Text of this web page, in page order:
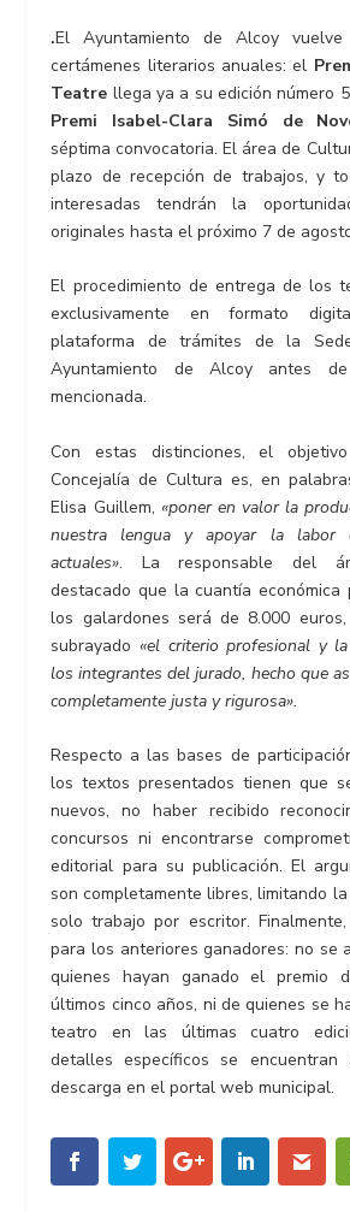
.El Ayuntamiento de Alcoy
certámenes literarios anuales: el
Teatre llega ya a su edición número
Premi Isabel-Clara Simó de
séptima convocatoria. El área de
plazo de recepción de trabajos, y
interesadas tendrán la
originales hasta el próximo 7 de
El procedimiento de entrega de los
exclusivamente en formato
plataforma de trámites de la
Ayuntamiento de Alcoy antes
mencionada.
Con estas distinciones, el
Concejalía de Cultura es, en
Elisa Guillem, «poner en valor la
nuestra lengua y apoyar la labor
actuales». La responsable del
destacado que la cuantía económica
los galardones será de 8.000
subrayado «el criterio profesional y
los integrantes del jurado, hecho que
completamente justa y rigurosa».
Respecto a las bases de
los textos presentados tienen que
nuevos, no haber recibido
concursos ni encontrarse
editorial para su publicación. El
son completamente libres, limitando
solo trabajo por escritor.
para los anteriores ganadores: no se
quienes hayan ganado el premio
últimos cinco años, ni de quienes se
teatro en las últimas cuatro
detalles específicos se encuentran
descarga en el portal web municipal.